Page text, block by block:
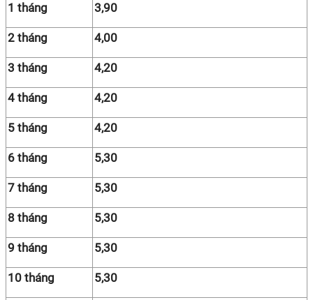
1 tháng 3,90
2 tháng 4,00
3 tháng 4,20
4 tháng 4,20
5 tháng 4,20
6 tháng 5,30
7 tháng 5,30
8 tháng 5,30
9 tháng 5,30
10 tháng 5,30